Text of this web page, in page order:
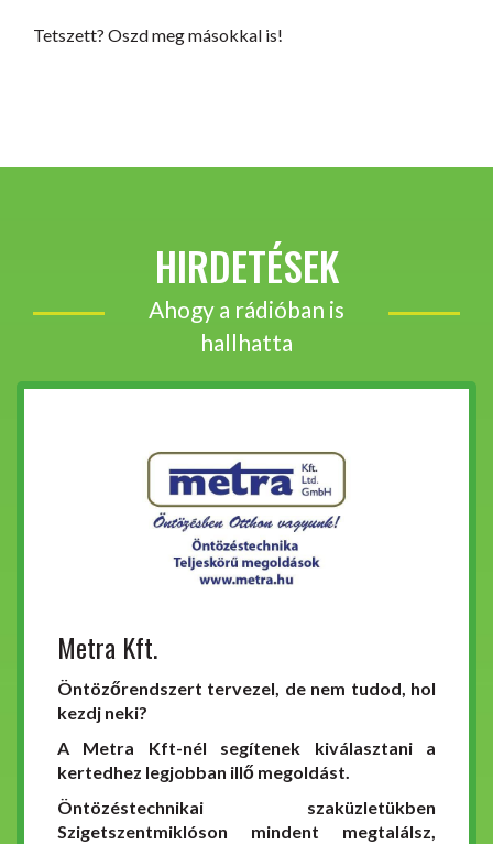
Tetszett? Oszd meg másokkal is!
HIRDETÉSEK
Ahogy a rádióban is
hallhatta
Metra Kft.
Öntözőrendszert tervezel, de nem tudod, hol
kezdj neki?
A Metra Kft-nél segítenek kiválasztani a
kertedhez legjobban illő megoldást.
Öntözéstechnikai szaküzletükben
Szigetszentmiklóson mindent megtalálsz,